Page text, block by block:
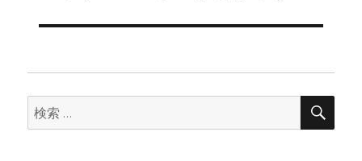
ン
検
索:
検